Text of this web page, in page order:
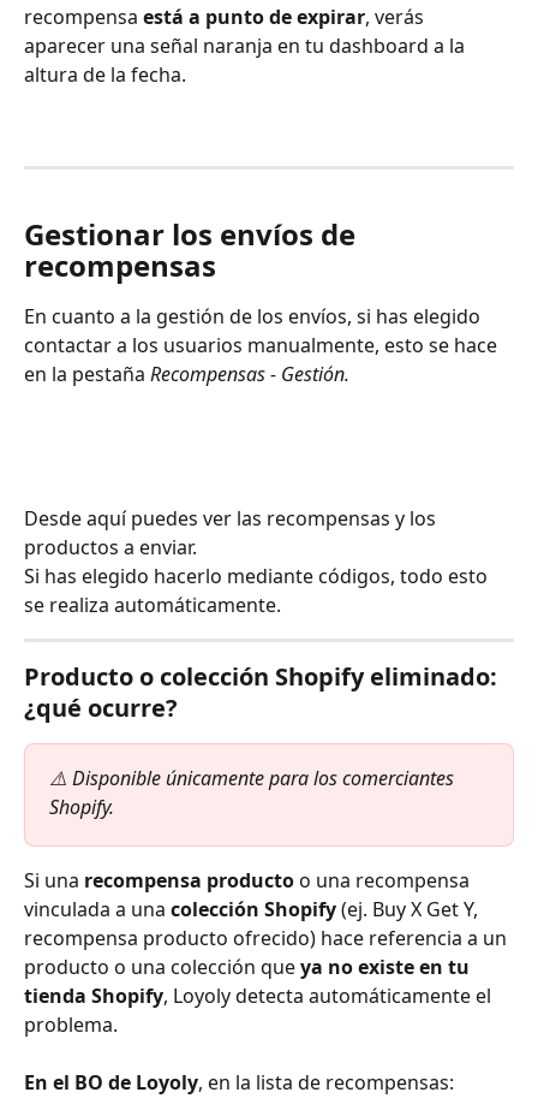
recompensa está a punto de expirar, verás
aparecer una señal naranja en tu dashboard a la
altura de la fecha.
Gestionar los envíos de
recompensas
En cuanto a la gestión de los envíos, si has elegido
contactar a los usuarios manualmente, esto se hace
en la pestaña Recompensas - Gestión.
Desde aquí puedes ver las recompensas y los
productos a enviar.
Si has elegido hacerlo mediante códigos, todo esto
se realiza automáticamente.
Producto o colección Shopify eliminado:
¿qué ocurre?
⚠️ Disponible únicamente para los comerciantes
Shopify.
Si una recompensa producto o una recompensa
vinculada a una colección Shopify (ej. Buy X Get Y,
recompensa producto ofrecido) hace referencia a un
producto o una colección que ya no existe en tu
tienda Shopify, Loyoly detecta automáticamente el
problema.
En el BO de Loyoly, en la lista de recompensas: